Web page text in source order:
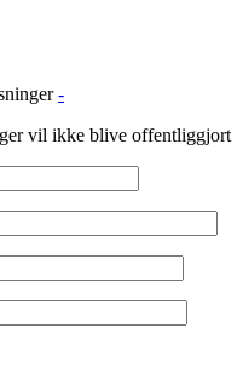
-
vil ikke blive offentliggjort